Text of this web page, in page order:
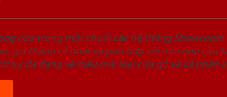
cửa trong một chuỗi các hệ thống Showroom
giá thành rẻ nhất và phù hợp với mọi nhu cầu
sự đa dạng về mẫu mã, loại cửa gỗ và cả phân